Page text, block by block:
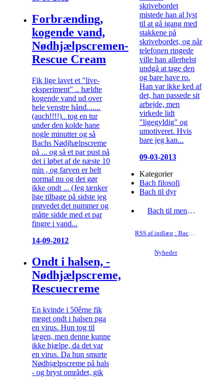
Forbrænding,
kogende vand,
Nødhjælpscremen-
Rescue Cream
Fik lige lavet et "live-
eksperiment" .. hældte
kogende vand ud over
hele venstre hånd.......
(auch!!!!).. tog en tur
under den kolde hane
nogle minutter og så
Bachs Nødjhælpscreme
på ... og så et par pust på
det i løbet af de næste 10
min , og farven er helt
normal nu og det gør
ikke ondt ... (Jeg tænker
lige tilbage på sidste jeg
prøvedet det nummer og
måtte sidde med et par
fingre i vand...
14-09-2012
Ondt i halsen, -
Nødhjælpscreme,
Rescuecreme
En kvinde i 50êrne fik
meget ondt i halsen pga
en virus. Hun tog til
lægen, men denne kunne
ikke hjælpe, da det var
en virus. Da hun smurte
Nødhjælpscreme på hals
- og bryst området, gik
skrivebordet
mistede han al lyst
til at gå igang med
stakkene på
skrivebordet, og når
telefonen ringede
ville han allerhelst
undgå at tage den
og bare have ro.
Han var ikke ked af
det, han passede sit
arbejde, men
virkede lidt
"ligegyldig" og
umotiveret. Hvis
bare jeg kan...
09-03-2013
Kategorier
Bach filosofi
Bach til dyr
Bach til mennesker
RSS af indlæg : Bach til mennesker
Nyheder